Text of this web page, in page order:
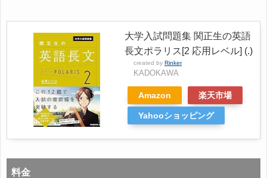
大学入試問題集 関正生の英語
長文ポラリス[2 応用レベル] (.)
created by Rinker
KADOKAWA
Amazon 楽天市場
Yahooショッピング
料金